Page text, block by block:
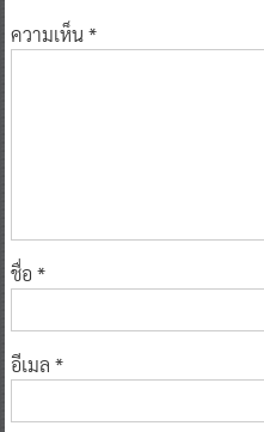
ความเห็น*
ชื่อ *
อีเมล *